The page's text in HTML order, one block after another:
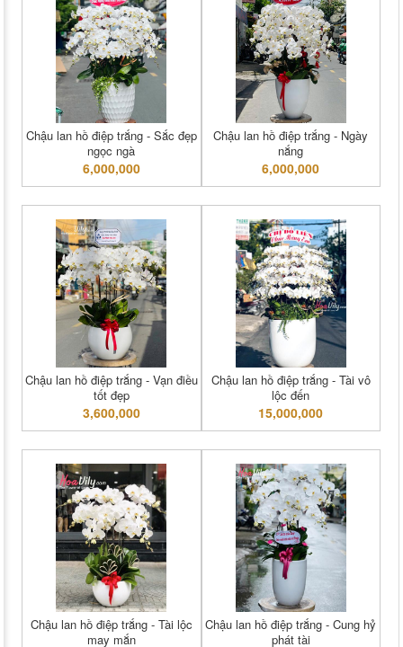
Chậu lan hồ điệp trắng - Sắc đẹp
ngọc ngà
6,000,000
Chậu lan hồ điệp trắng - Ngày
nắng
6,000,000
Chậu lan hồ điệp trắng - Vạn điều
tốt đẹp
3,600,000
Chậu lan hồ điệp trắng - Tài vô
lộc đến
15,000,000
Chậu lan hồ điệp trắng - Tài lộc
may mắn
Chậu lan hồ điệp trắng - Cung hỷ
phát tài